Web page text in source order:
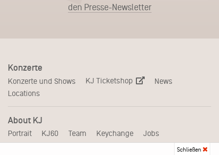
den Presse-Newsletter
Konzerte
Konzerte und Shows KJ Ticketshop
News
Locations
About KJ
Portrait KJ60 Team Keychange Jobs
Schließen